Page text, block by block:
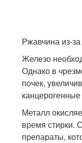
Ржавчина из-
Железо
Однако в
почек,
Металл
время стирки.
препараты,